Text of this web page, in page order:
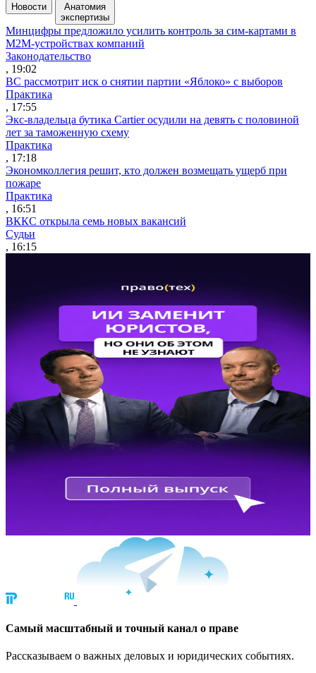
Новости
Анатомия
экспертизы
Минцифры предложило усилить контроль за сим-картами в
M2M-устройствах компаний
Законодательство
, 19:02
ВС рассмотрит иск о снятии партии «Яблоко» с выборов
Практика
, 17:55
Экс-владельца бутика Cartier осудили на девять с половиной
лет за таможенную схему
Практика
, 17:18
Экономколлегия решит, кто должен возмещать ущерб при
пожаре
Практика
, 16:51
ВККС открыла семь новых вакансий
Судьи
, 16:15
Cамый масштабный и точный канал о праве
Рассказываем о важных деловых и юридических событиях.